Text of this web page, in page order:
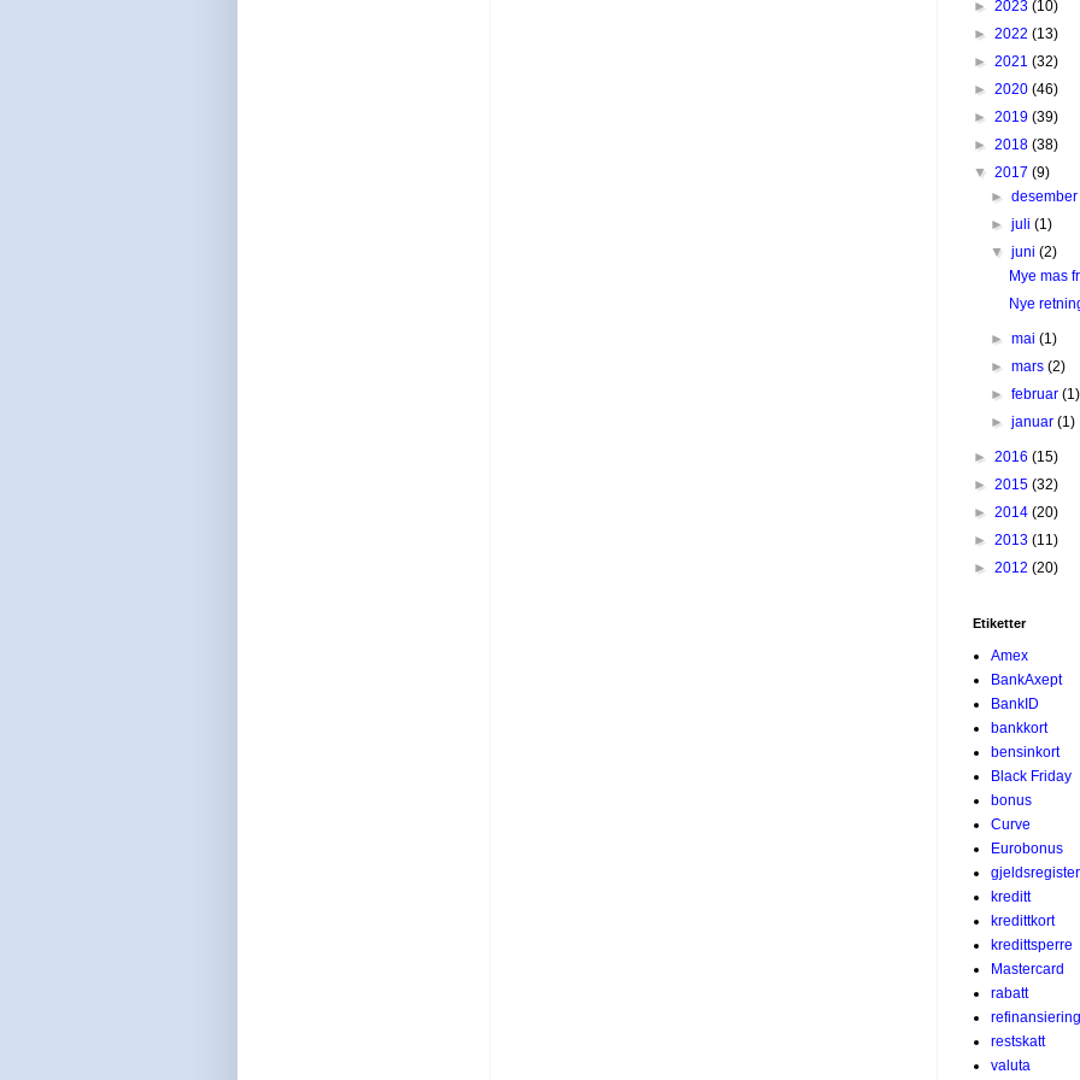
► 2023 (10)
► 2022 (13)
► 2021 (32)
► 2020 (46)
► 2019 (39)
► 2018 (38)
▼ 2017 (9)
►
►juli(1)
▼juni(2)
Mye mas
Nye
►mai(1)
►mars(2)
►februar(1)
►januar(1)
► 2016 (15)
► 2015 (32)
► 2014 (20)
► 2013 (11)
► 2012 (20)
Etiketter
Amex
BankAxept
BankID
bankkort
bensinkort
Black Friday
bonus
Curve
Eurobonus
gjeldsregister
kreditt
kredittkort
kredittsperre
Mastercard
rabatt
refinansiering
restskatt
valuta